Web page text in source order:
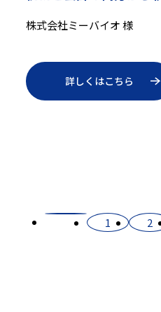
株式会社ミーバイオ 様
詳しくはこちら
1 2